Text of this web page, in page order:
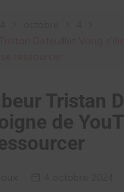
Tristan
de